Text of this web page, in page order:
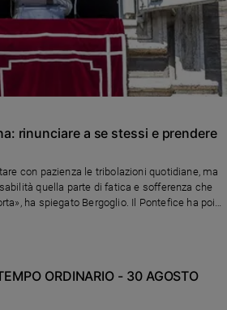
rinunciare a se stessi e prendere
con pazienza le tribolazioni quotidiane, ma
quella parte di fatica e sofferenza che
ha spiegato Bergoglio. Il Pontefice ha poi
ORDINARIO - 30 AGOSTO